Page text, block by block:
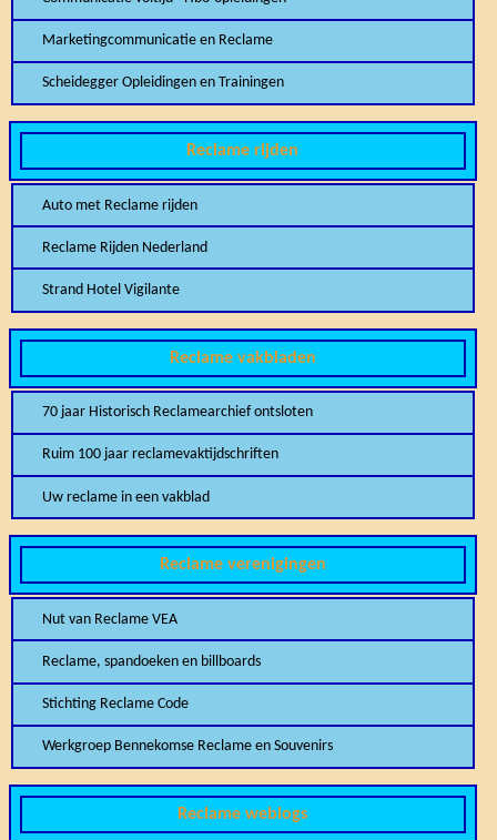
Marketingcommunicatie en Reclame
Scheidegger Opleidingen en Trainingen
Reclame rijden
Auto met Reclame rijden
Reclame Rijden Nederland
Strand Hotel Vigilante
Reclame vakbladen
70 jaar Historisch Reclamearchief ontsloten
Ruim 100 jaar reclamevaktijdschriften
Uw reclame in een vakblad
Reclame verenigingen
Nut van Reclame VEA
Reclame, spandoeken en billboards
Stichting Reclame Code
Werkgroep Bennekomse Reclame en Souvenirs
Reclame weblogs